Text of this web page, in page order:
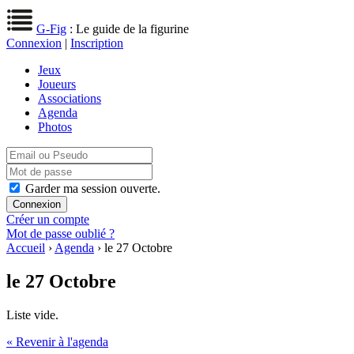
G-Fig : Le guide de la figurine
Connexion | Inscription
Jeux
Joueurs
Associations
Agenda
Photos
Garder ma session ouverte.
Créer un compte
Mot de passe oublié ?
Accueil › Agenda › le 27 Octobre
le 27 Octobre
Liste vide.
« Revenir à l'agenda